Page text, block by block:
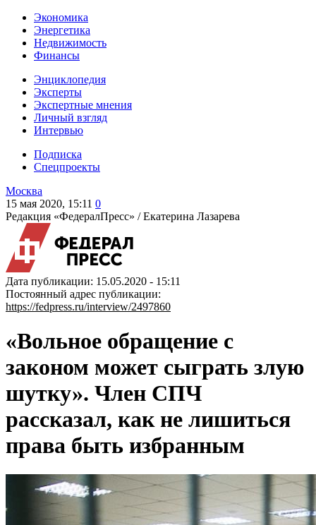
Экономика
Энергетика
Недвижимость
Финансы
Энциклопедия
Эксперты
Экспертные мнения
Личный взгляд
Интервью
Подписка
Спецпроекты
Москва
15 мая 2020, 15:11 0
Редакция «ФедералПресс» /Екатерина Лазарева
Дата публикации: 15.05.2020 - 15:11
Постоянный адрес публикации:
https://fedpress.ru/interview/2497860
«Вольное обращение с
законом может сыграть злую
шутку». Член СПЧ
рассказал, как не лишиться
права быть избранным